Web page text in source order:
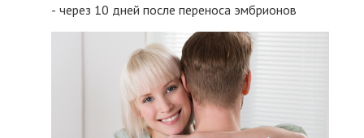
- через 10 дней после переноса эмбрионов